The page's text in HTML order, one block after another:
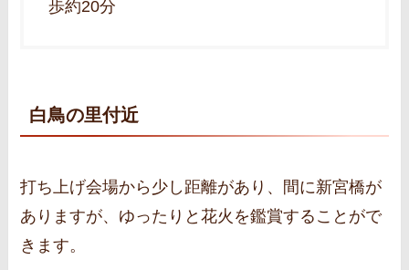
歩約20分
白鳥の里付近
打ち上げ会場から少し距離があり、間に新宮橋が
ありますが、ゆったりと花火を鑑賞することがで
きます。